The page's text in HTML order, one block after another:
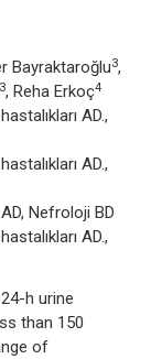
Bayraktaroğlu3,
3, Reha Erkoç4
AD.,
AD.,
Nefroloji BD
AD.,
h urine
than 150
of